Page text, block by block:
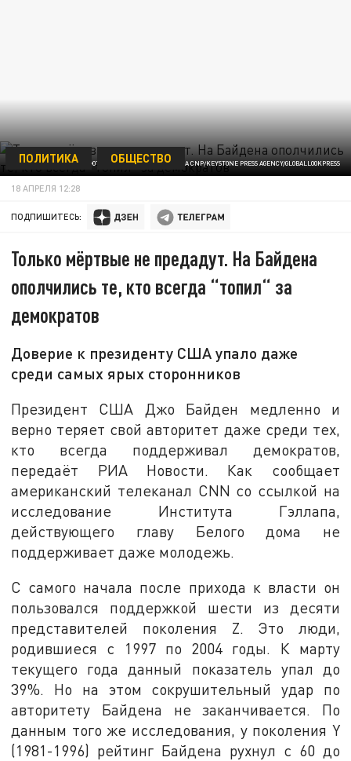
ФОТО: CHRIS KLEPONIS - POOL VIA CNP/KEYSTONE PRESS AGENCY/GLOBALLOOKPRESS
ПОЛИТИКА ОБЩЕСТВО
18 АПРЕЛЯ 12:28
ПОДПИШИТЕСЬ:
Только мёртвые не предадут. На Байдена
ополчились те, кто всегда “топил“ за
демократов
Доверие к президенту США упало даже
среди самых ярых сторонников
Президент США Джо Байден медленно и
верно теряет свой авторитет даже среди тех,
кто всегда поддерживал демократов,
передаёт РИА Новости. Как сообщает
американский телеканал CNN со ссылкой на
исследование Института Гэллапа,
действующего главу Белого дома не
поддерживает даже молодежь.
С самого начала после прихода к власти он
пользовался поддержкой шести из десяти
представителей поколения Z. Это люди,
родившиеся с 1997 по 2004 годы. К марту
текущего года данный показатель упал до
39%. Но на этом сокрушительный удар по
авторитету Байдена не заканчивается. По
данным того же исследования, у поколения Y
(1981-1996) рейтинг Байдена рухнул с 60 до